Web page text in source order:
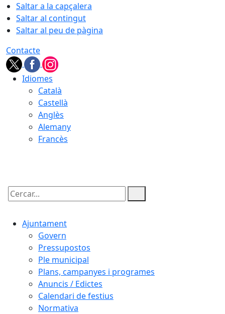
Saltar a la capçalera
Saltar al contingut
Saltar al peu de pàgina
Contacte
Idiomes
Català
Castellà
Anglès
Alemany
Francès
Cercar:
Ajuntament
Govern
Pressupostos
Ple municipal
Plans, campanyes i programes
Anuncis / Edictes
Calendari de festius
Normativa